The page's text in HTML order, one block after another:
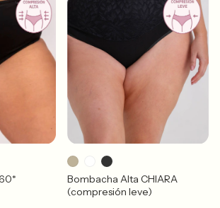
Bombacha Alta CHIARA
(compresión leve)